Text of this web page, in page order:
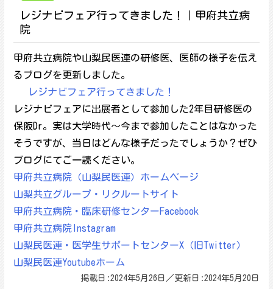
レジナビフェア行ってきました！｜甲府共立病
院
甲府共立病院や山梨民医連の研修医、医師の様子を伝え
るブログを更新しました。
レジナビフェア行ってきました！
レジナビフェアに出展者として参加した2年目研修医の
保阪Dr。実は大学時代～今まで参加したことはなかった
そうですが、当日はどんな様子だったでしょうか？ぜひ
ブログにてご一読ください。
甲府共立病院（山梨民医連）ホームページ
山梨共立グループ・リクルートサイト
甲府共立病院・臨床研修センターFacebook
甲府共立病院Instagram
山梨民医連・医学生サポートセンターX（旧Twitter）
山梨民医連Youtubeホーム
掲載日:2024年5月26日／更新日:2024年5月20日